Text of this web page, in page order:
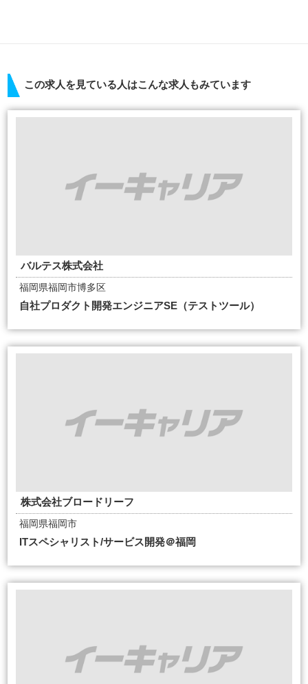
この求人を見ている人はこんな求人もみています
バルテス株式会社
福岡県福岡市博多区
自社プロダクト開発エンジニアSE（テストツール）
株式会社ブロードリーフ
福岡県福岡市
ITスペシャリスト/サービス開発＠福岡